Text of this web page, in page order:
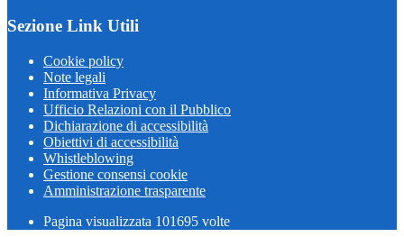
Sezione Link Utili
Cookie policy
Note legali
Informativa Privacy
Ufficio Relazioni con il Pubblico
Dichiarazione di accessibilità
Obiettivi di accessibilità
Whistleblowing
Gestione consensi cookie
Amministrazione trasparente
Pagina visualizzata 101695 volte